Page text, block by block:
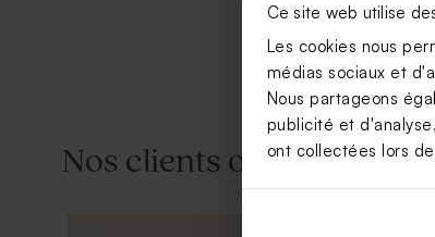
Ce site web utilise
Les cookies nous
médias sociaux et
Nous partageons
publicité et
ont collectées lors
Nos clients ont aussi